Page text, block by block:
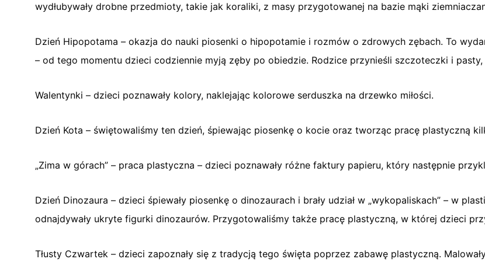
wydłubywały drobne przedmioty, takie jak koraliki, z masy przygotowanej na bazie mąki
Dzień Hipopotama – okazja do nauki piosenki o hipopotamie i rozmów o zdrowych zębach. To
– od tego momentu dzieci codziennie myją zęby po obiedzie. Rodzice przynieśli szczoteczki i
Walentynki – dzieci poznawały kolory, naklejając kolorowe serduszka na drzewko miłości.
Dzień Kota – świętowaliśmy ten dzień, śpiewając piosenkę o kocie oraz tworząc pracę plastyczną
„Zima w górach” – praca plastyczna – dzieci poznawały różne faktury papieru, który następnie
Dzień Dinozaura – dzieci śpiewały piosenkę o dinozaurach i brały udział w „wykopaliskach” – w
odnajdywały ukryte figurki dinozaurów. Przygotowaliśmy także pracę plastyczną, w której dzieci
Tłusty Czwartek – dzieci zapoznały się z tradycją tego święta poprzez zabawę plastyczną.